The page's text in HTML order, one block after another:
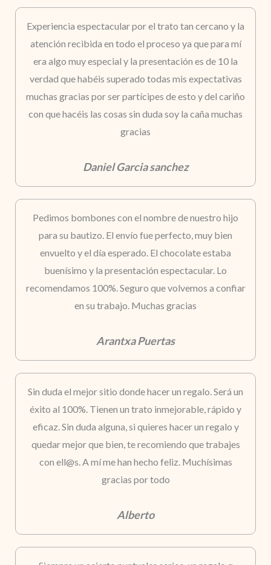
Experiencia espectacular por el trato tan cercano y la
atención recibida en todo el proceso ya que para mí
era algo muy especial y la presentación es de 10 la
verdad que habéis superado todas mis expectativas
muchas gracias por ser partícipes de esto y del cariño
con que hacéis las cosas sin duda soy la caña muchas
gracias
Daniel Garcia sanchez
Pedimos bombones con el nombre de nuestro hijo
para su bautizo. El envío fue perfecto, muy bien
envuelto y el día esperado. El chocolate estaba
buenísimo y la presentación espectacular. Lo
recomendamos 100%. Seguro que volvemos a confiar
en su trabajo. Muchas gracias
Arantxa Puertas
Sin duda el mejor sitio donde hacer un regalo. Será un
éxito al 100%. Tienen un trato inmejorable, rápido y
eficaz. Sin duda alguna, si quieres hacer un regalo y
quedar mejor que bien, te recomiendo que trabajes
con ell@s. A mí me han hecho feliz. Muchísimas
gracias por todo
Alberto